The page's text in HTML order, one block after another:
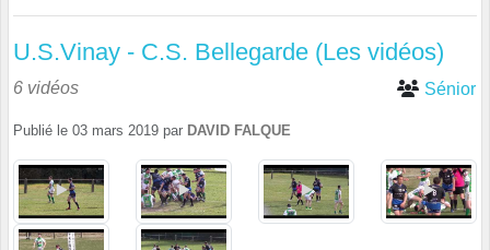
U.S.Vinay - C.S. Bellegarde (Les vidéos)
6 vidéos Sénior
Publié le 03 mars 2019 par DAVID FALQUE